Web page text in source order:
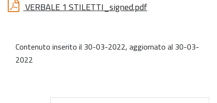
VERBALE 1 STILETTI_signed.pdf
Contenuto inserito il 30-03-2022, aggiornato al 30-03-
2022